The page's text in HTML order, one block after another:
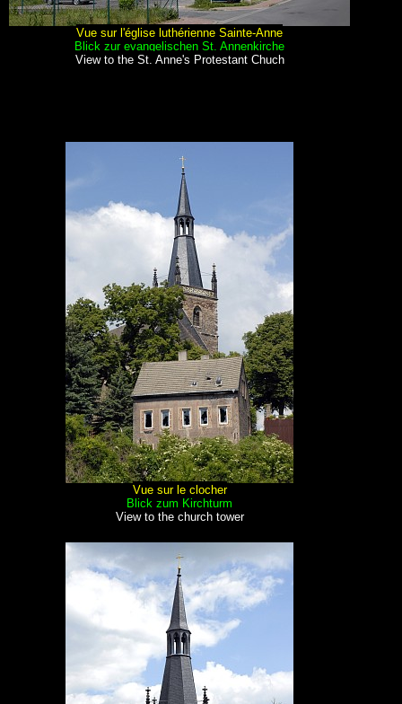
Vue sur l'église luthérienne Sainte-Anne
Blick zur evangelischen St. Annenkirche
View to the St. Anne's Protestant Chuch
Vue sur le clocher
Blick zum Kirchturm
View to the church tower